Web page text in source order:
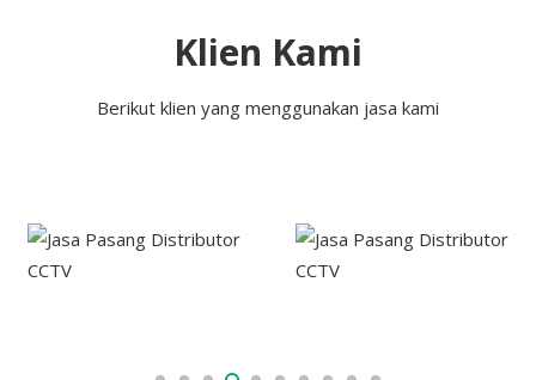
Klien Kami
Berikut klien yang menggunakan jasa kami